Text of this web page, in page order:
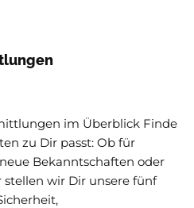
im Überblick Finde
zu Dir passt: Ob für
Bekanntschaften oder
stellen wir Dir unsere fünf